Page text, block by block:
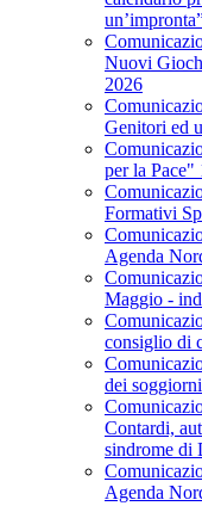
Nuovi
2026
Genitori ed
per la Pace"
Formativi
Agenda
Maggio -
consiglio di
dei
Contardi,
sindrome di
Agenda